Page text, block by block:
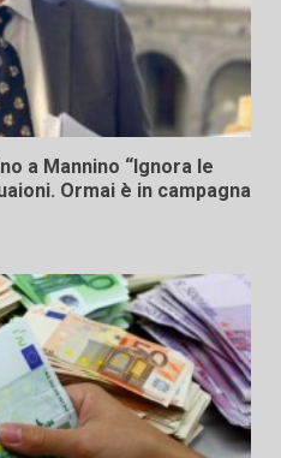
a Mannino “Ignora le
Ormai è in campagna